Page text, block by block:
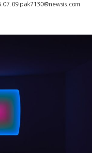
pak7130@newsis.com